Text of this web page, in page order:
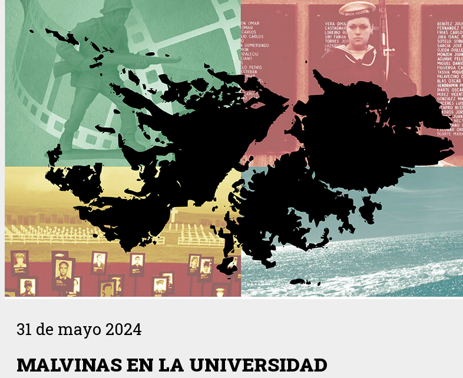
31 de mayo 2024
MALVINAS EN LA UNIVERSIDAD